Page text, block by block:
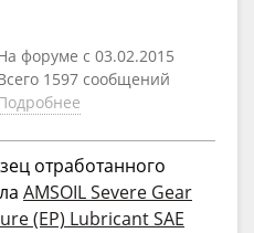
форуме с 03.02.2015
1597 сообщений
отработанного
AMSOIL Severe Gear
(EP) Lubricant SAE